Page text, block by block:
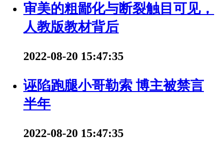
审美的粗鄙化与断裂触目可见，
人教版教材背后
2022-08-20 15:47:35
诬陷跑腿小哥勒索 博主被禁言
半年
2022-08-20 15:47:35